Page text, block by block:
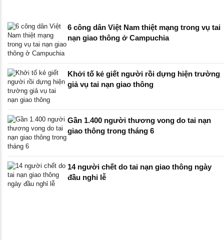
6 công dân Việt Nam thiệt mạng trong vụ tai
nạn giao thông ở Campuchia
Khởi tố kẻ giết người rồi dựng hiện trường
giả vụ tai nạn giao thông
Gần 1.400 người thương vong do tai nạn
giao thông trong tháng 6
14 người chết do tai nạn giao thông ngày
đầu nghỉ lễ